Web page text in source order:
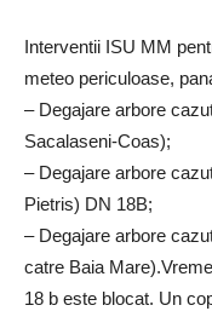
Interventii ISU MM
meteo periculoase,
– Degajare arbore
Sacalaseni-Coas);
– Degajare arbore
Pietris) DN 18B;
– Degajare arbore
catre Baia
18 b este blocat. Un